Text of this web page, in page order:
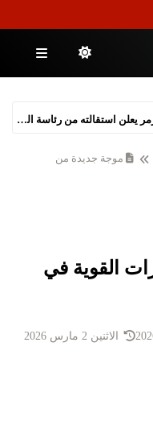
موجة جديدة من
القوية في
الاثنين 2 مارس 2026